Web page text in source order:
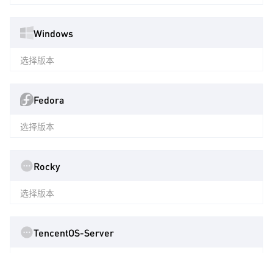
Windows
选择版本
Fedora
选择版本
Rocky
选择版本
TencentOS-Server